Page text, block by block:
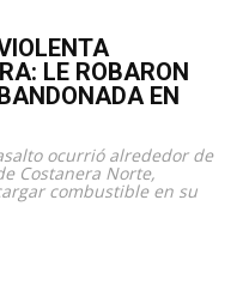
LE ROBARON
EN
ocurrió alrededor de
Costanera Norte,
combustible en su